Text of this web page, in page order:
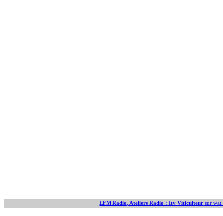
LFM Radio, Ateliers Radio : Itv Viticulteur sur